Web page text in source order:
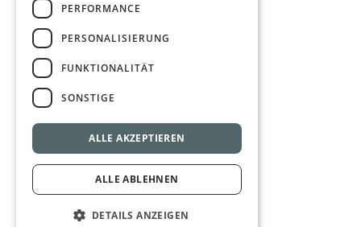
PERFORMANCE
PERSONALISIERUNG
FUNKTIONALITÄT
SONSTIGE
ALLE AKZEPTIEREN
ALLE ABLEHNEN
DETAILS ANZEIGEN